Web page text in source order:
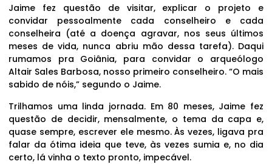
Jaime fez questão de visitar, explicar o projeto e
convidar pessoalmente cada conselheiro e cada
conselheira (até a doença agravar, nos seus últimos
meses de vida, nunca abriu mão dessa tarefa). Daqui
rumamos pra Goiânia, para convidar o arqueólogo
Altair Sales Barbosa, nosso primeiro conselheiro. “O mais
sabido de nóis,” segundo o Jaime.
Trilhamos uma linda jornada. Em 80 meses, Jaime fez
questão de decidir, mensalmente, o tema da capa e,
quase sempre, escrever ele mesmo. Às vezes, ligava pra
falar da ótima ideia que teve, às vezes sumia e, no dia
certo, lá vinha o texto pronto, impecável.